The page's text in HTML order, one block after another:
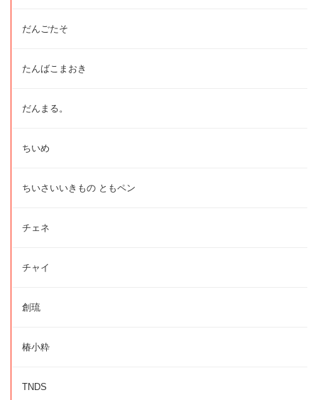
だんごたそ
たんばこまおき
だんまる。
ちいめ
ちいさいいきもの ともペン
チェネ
チャイ
創琉
椿小粋
TNDS